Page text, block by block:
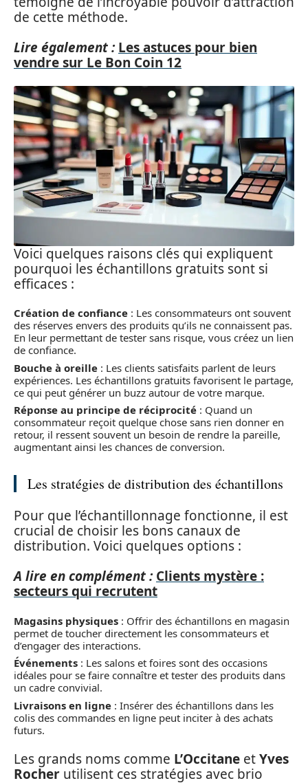
de cette méthode.
Lire également : Les astuces pour bien
vendre sur Le Bon Coin 12
Voici quelques raisons clés qui expliquent
pourquoi les échantillons gratuits sont si
efficaces :
Création de confiance : Les consommateurs ont souvent
des réserves envers des produits qu’ils ne connaissent pas.
En leur permettant de tester sans risque, vous créez un lien
de confiance.
Bouche à oreille : Les clients satisfaits parlent de leurs
expériences. Les échantillons gratuits favorisent le partage,
ce qui peut générer un buzz autour de votre marque.
Réponse au principe de réciprocité : Quand un
consommateur reçoit quelque chose sans rien donner en
retour, il ressent souvent un besoin de rendre la pareille,
augmentant ainsi les chances de conversion.
Les stratégies de distribution des échantillons
Pour que l’échantillonnage fonctionne, il est
crucial de choisir les bons canaux de
distribution. Voici quelques options :
A lire en complément : Clients mystère :
secteurs qui recrutent
Magasins physiques : Offrir des échantillons en magasin
permet de toucher directement les consommateurs et
d’engager des interactions.
Événements : Les salons et foires sont des occasions
idéales pour se faire connaître et tester des produits dans
un cadre convivial.
Livraisons en ligne : Insérer des échantillons dans les
colis des commandes en ligne peut inciter à des achats
futurs.
Les grands noms comme L’Occitane etYves
Rocher utilisent ces stratégies avec brio